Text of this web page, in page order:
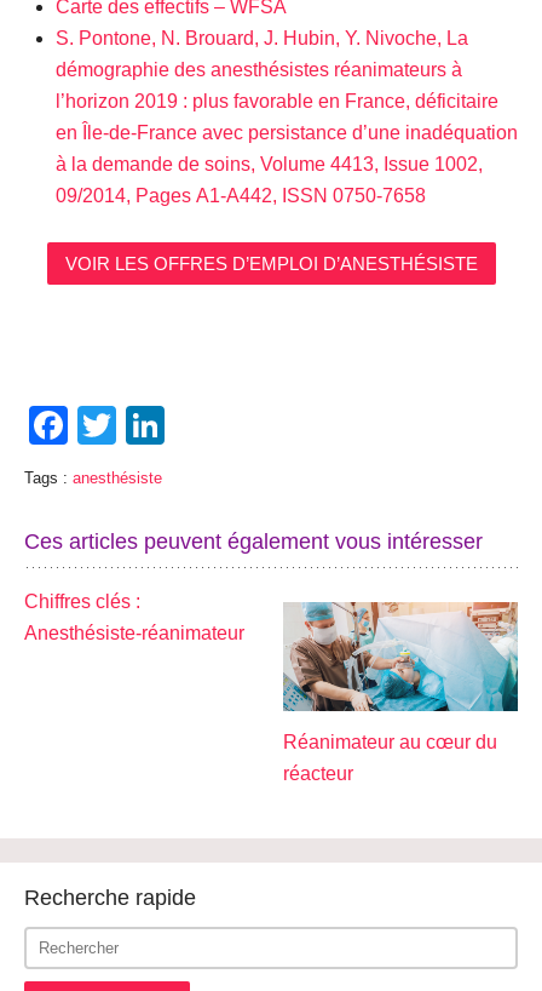
Carte des effectifs – WFSA
S. Pontone, N. Brouard, J. Hubin, Y. Nivoche, La
démographie des anesthésistes réanimateurs à
l’horizon 2019 : plus favorable en France, déficitaire
en Île-de-France avec persistance d’une inadéquation
à la demande de soins, Volume 4413, Issue 1002,
09/2014, Pages A1-A442, ISSN 0750-7658
VOIR LES OFFRES D’EMPLOI D’ANESTHÉSISTE
Facebook
Twitter
Tags : anesthésiste
Ces articles peuvent également vous intéresser
Chiffres clés :
Anesthésiste-réanimateur
Réanimateur au cœur du
réacteur
Recherche rapide